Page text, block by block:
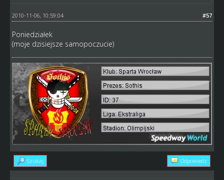
#57
2010-11-06, 10:59:04
Poniedziałek
(moje dzisiejsze samopoczucie)
Szukaj Odpowiedz